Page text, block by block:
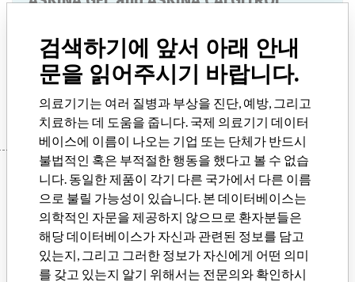
모델명 / 제조번호(시리얼번호)
Manufacturer
manufacturer #8496
제조사 모회사 (2017) Alamedics Gmbh & Co. Kg
검색하기에 앞서 아래 안내
문을 읽어주시기 바랍니다.
의료기기는 여러 질병과 부상을 진단, 예방, 그리고
치료하는 데 도움을 줍니다. 국제 의료기기 데이터
베이스에 이름이 나오는 기업 또는 단체가 반드시
불법적인 혹은 부적절한 행동을 했다고 볼 수 없습
니다. 동일한 제품이 각기 다른 국가에서 다른 이름
으로 불릴 가능성이 있습니다. 본 데이터베이스는
의학적인 자문을 제공하지 않으므로 환자분들은
해당 데이터베이스가 자신과 관련된 정보를 담고
있는지, 그리고 그러한 정보가 자신에게 어떤 의미
를 갖고 있는지 알기 위해서는 전문의와 확인하시